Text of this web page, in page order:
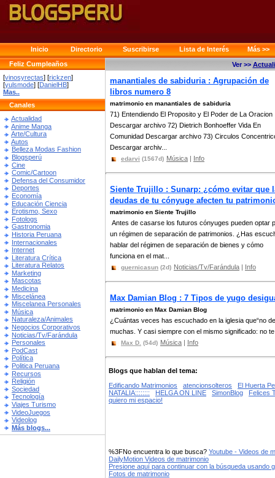
Inicio Directorio Suscribirse Lista de Interés
Más >>
Feliz Cumpleaños
[vinosyrectas] [rickzen]
[yulsmode] [DanielHB]
Mas..
Canales
Actualidad
Anime Manga
Arte/Cultura
Autos
Belleza Modas Fashion
Blogsperú
Cine
Comic/Cartoon
Defensa del Consumidor
Deportes
Economía
Educación Ciencia
Erotismo, Sexo
Fotologs
Gastronomia
Historia Peruana
Internacionales
Internet
Literatura Crítica
Literatura Relatos
Marketing
Mascotas
Medicina
Miscelánea
Miscelanea Personales
Música
Naturaleza/Animales
Negocios Corporativos
Noticias/Tv/Farándula
Personales
PodCast
Política
Politica Peruana
Recursos
Religión
Sociedad
Tecnología
Viajes Turismo
VideoJuegos
Videolog
Más blogs...
Ver >>
manantiales de sabiduria : Agrupación de
libros numero 8
matrimonio en manantiales de sabiduria
71) Entendiendo El Proposito y El Poder de La Oracion
Descargar archivo 72) Dietrich Bonhoeffer Vida En
Comunidad Descargar archivo 73) Circulos
Descargar archiv...
edarvi (1567d) Música | Info
Siente Trujillo : Sunarp: ¿cómo evitar que
deudas de tu cónyuge afecten tu
matrimonio en Siente Trujillo
Antes de casarse los futuros cónyuges pueden optar
un régimen de separación de patrimonios. ¿Has
hablar del régimen de separación de bienes y cómo
funciona en el mat...
guernicasun (2d) Noticias/Tv/Farándula | Info
Max Damian Blog : 7 Tipos de yugo
matrimonio en Max Damian Blog
¿Cuántas veces has escuchado en la iglesia que“no
muchas. Y casi siempre con el mismo significado: no
Max D. (54d) Música | Info
Blogs que hablan del tema:
Edificando Matrimonios
atencionsolteros
El Huerta
NATALIA::::::::
HELGA ON LINE SimonBlog
Felices
quiero mi espacio!
%3FNo encuentra lo que busca? Youtube - Videos de
DailyMotion Videos de matrimonio
Presione aquí para continuar con la búsqueda usando
Fotos de matrimonio